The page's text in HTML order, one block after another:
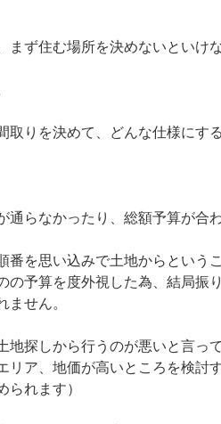
まず住む場所を決めないといけ
取りを決めて、どんな仕様にす
通らなかったり、総額予算が合
番を思い込みで土地からという
の予算を度外視した為、結局振
ません。
地探しから行うのが悪いと言っ
リア、地価が高いところを検討
られます）